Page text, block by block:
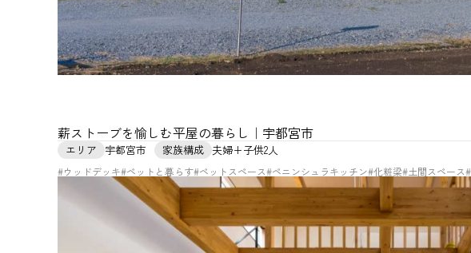
薪ストーブを愉しむ平屋の暮らし｜宇都宮市
エリア 宇都宮市 家族構成 夫婦+子供2人
#ウッドデッキ#ペットと暮らす#ペットスペース#ペニンシュラキッチン#化粧梁#土間スペース